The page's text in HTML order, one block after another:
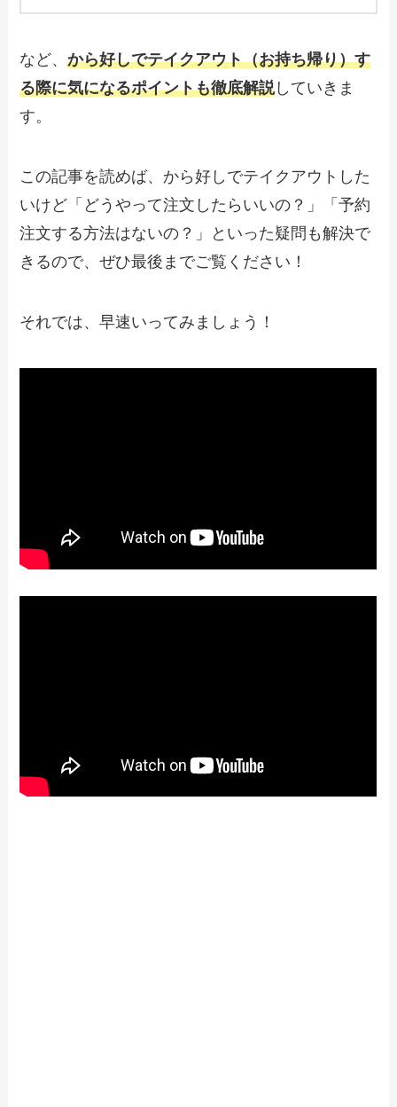
【2024年最新】ピザハットで人気のテイ
クアウト（お持ち帰り）メニューは？お
すすめ商品や予約・注文方法も紹介
全メニュー！お持ち帰りの予約・注文方
【2024年最新】ステーキのどんのテイク
アウト全メニュー！お持ち帰りの予約・
【2024年最新】星乃珈琲店のテイクアウ
ト（お持ち帰り）メニュー一覧！予約・
など、から好しでテイクアウト（お持ち帰り）す
る際に気になるポイントも徹底解説していきま
す。
この記事を読めば、から好しでテイクアウトした
いけど「どうやって注文したらいいの？」「予約
注文する方法はないの？」といった疑問も解決で
きるので、ぜひ最後までご覧ください！
それでは、早速いってみましょう！